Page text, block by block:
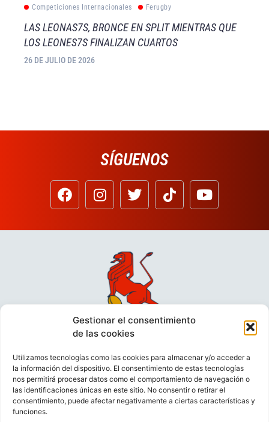
Gestionar el consentimiento
de las cookies
Utilizamos tecnologías como las cookies para almacenar y/o acceder a
la información del dispositivo. El consentimiento de estas tecnologías
nos permitirá procesar datos como el comportamiento de navegación o
las identificaciones únicas en este sitio. No consentir o retirar el
consentimiento, puede afectar negativamente a ciertas características y
funciones.
Competiciones Internacionales Ferugby
LAS LEONAS7S, BRONCE EN SPLIT MIENTRAS QUE
LOS LEONES7S FINALIZAN CUARTOS
26 DE JULIO DE 2026
SÍGUENOS